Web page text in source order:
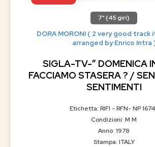
7" (45 giri)
DORA MORONI ( 2 very good track
arranged by Enrico Intra
SIGLA-TV-” DOMENICA
FACCIAMO STASERA ? /
SENTIMENTI
Etichetta: RIFI - RFN- NP
Condizioni: M M
Anno: 1978
Stampa: ITALY